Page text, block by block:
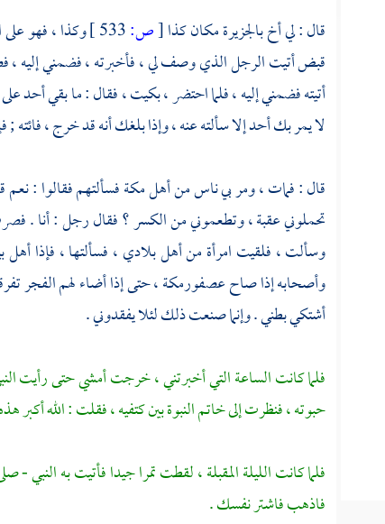
قال : لي أخبالجزيرةمكان كذا[ص:
وكذا ، فهو على
قبض أتيت الرجل الذي وصف لي ، فأخبرته ، فضمني إليه ،
أتيته فضمني إليه ، فلما احتضر ، بكيت ، فقال : ما بقي أحد
لا يمر بك أحد إلا سألته عنه ، وإذا بلغك أنه قد خرج ، فائته ;
قال : فمات ، ومر بي ناس منأهلمكةفسألتهم فقالوا :
تحملوني عقبة ، وتطعموني من الكسر ؟ فقال رجل : أنا .
وسألت ، فلقيت امرأة من أهل بلادي ، فسألتها ، فإذا
وأصحابه إذا صاح عصفورمكة، حتى إذا أضاء لهم الفجر
أشتكي بطني . وإنما صنعت ذلك لئلا يفقدوني .
فلما كانت الساعة التي أخبرتني ، خرجت أمشي حتى رأيت
حبوته ، فنظرت إلى خاتم النبوة بين كتفيه ، فقلت : الله
فلما كانت الليلة المقبلة ، لقطت تمرا جيدا فأتيت به
فاذهب فاشتر نفسك .